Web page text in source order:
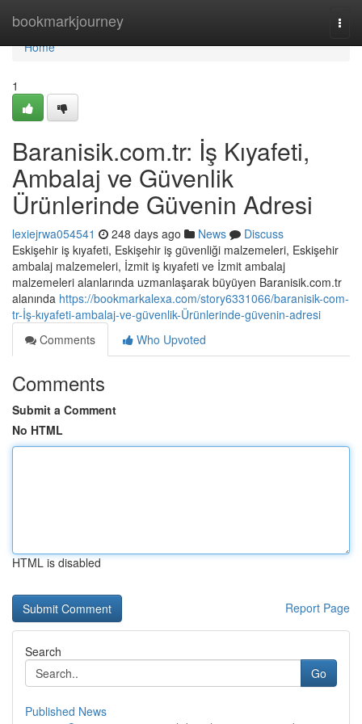
bookmarkjourney
Home
Home
1
Baranisik.com.tr: İş Kıyafeti,
Ambalaj ve Güvenlik
Ürünlerinde Güvenin Adresi
lexiejrwa054541 248 days ago News
Discuss
Eskişehir iş kıyafeti, Eskişehir iş güvenliği malzemeleri, Eskişehir
ambalaj malzemeleri, İzmit iş kıyafeti ve İzmit ambalaj
malzemeleri alanlarında uzmanlaşarak büyüyen Baranisik.com.tr
alanında https://bookmarkalexa.com/story6331066/baranisik-com-
tr-İş-kıyafeti-ambalaj-ve-güvenlik-Ürünlerinde-güvenin-adresi
Comments
Who Upvoted
Comments
Submit a Comment
No HTML
HTML is disabled
Report Page
Search
Go
Published News